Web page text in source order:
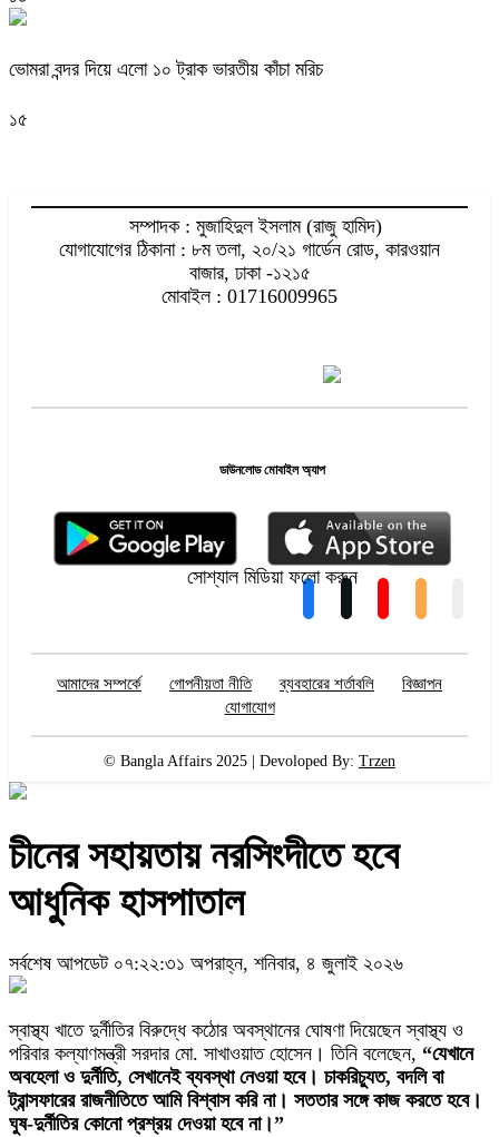
ভোমরা বন্দর দিয়ে এলো ১০ ট্রাক ভারতীয় কাঁচা মরিচ
১৫
সম্পাদক : মুজাহিদুল ইসলাম (রাজু হামিদ)
যোগাযোগের ঠিকানা : ৮ম তলা, ২০/২১ গার্ডেন রোড, কারওয়ান
বাজার, ঢাকা -১২১৫
মোবাইল : 01716009965
ডাউনলোড মোবাইল অ্যাপ
সোশ্যাল মিডিয়া ফলো করুন
আমাদের সম্পর্কে গোপনীয়তা নীতি ব্যবহারের শর্তাবলি
বিজ্ঞাপন
যোগাযোগ
© Bangla Affairs 2025 | Devoloped By: Trzen
চীনের সহায়তায় নরসিংদীতে হবে
আধুনিক হাসপাতাল
সর্বশেষ আপডেট ০৭:২২:৩১ অপরাহ্ন, শনিবার, ৪ জুলাই ২০২৬
স্বাস্থ্য খাতে দুর্নীতির বিরুদ্ধে কঠোর অবস্থানের ঘোষণা দিয়েছেন স্বাস্থ্য ও
পরিবার কল্যাণমন্ত্রী সরদার মো. সাখাওয়াত হোসেন। তিনি বলেছেন, “যেখানে
অবহেলা ও দুর্নীতি, সেখানেই ব্যবস্থা নেওয়া হবে। চাকরিচ্যুত, বদলি বা
ট্রান্সফারের রাজনীতিতে আমি বিশ্বাস করি না। সততার সঙ্গে কাজ করতে হবে।
ঘুষ-দুর্নীতির কোনো প্রশ্রয় দেওয়া হবে না।”